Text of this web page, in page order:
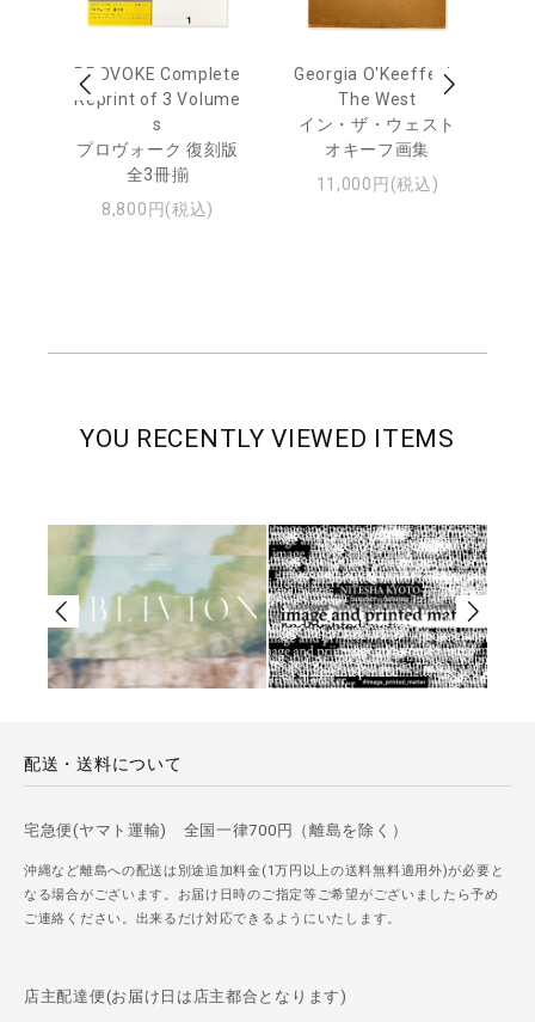
PROVOKE Complete
Reprint of 3 Volume
s
プロヴォーク 復刻版
全3冊揃
8,800円(税込)
Georgia O'Keeffe: In
The West
イン・ザ・ウェスト
オキーフ画集
11,000円(税込)
YOU RECENTLY VIEWED ITEMS
配送・送料について
宅急便(ヤマト運輸) 全国一律700円（離島を除く）
沖縄など離島への配送は別途追加料金(1万円以上の送料無料適用外)が必要と
なる場合がございます。お届け日時のご指定等ご希望がございましたら予め
ご連絡ください。出来るだけ対応できるようにいたします。
店主配達便(お届け日は店主都合となります)